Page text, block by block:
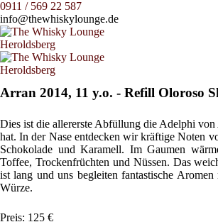
0911 / 569 22 587
info@thewhiskylounge.de
Arran 2014, 11 y.o. - Refill Oloroso
Dies ist die allererste Abfüllung die Adelphi
hat. In der Nase entdecken wir kräftige Noten
Schokolade und Karamell. Im Gaumen
Toffee, Trockenfrüchten und Nüssen. Das
ist lang und uns begleiten fantastische Aromen
Würze.
Preis: 125 €